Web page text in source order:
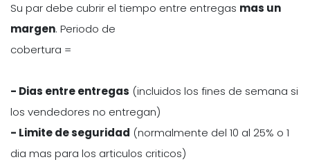
Su par debe cubrir el tiempo entre entregas mas un
margen. Periodo de
cobertura =
- Dias entre entregas (incluidos los fines de semana si
los vendedores no entregan)
- Limite de seguridad (normalmente del 10 al 25% o 1
dia mas para los articulos criticos)